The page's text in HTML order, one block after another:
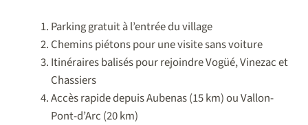
Parking gratuit à l’entrée du village
Chemins piétons pour une visite sans voiture
Itinéraires balisés pour rejoindre Vogüé, Vinezac et
Chassiers
Accès rapide depuis Aubenas (15 km) ou Vallon-
Pont-d’Arc (20 km)